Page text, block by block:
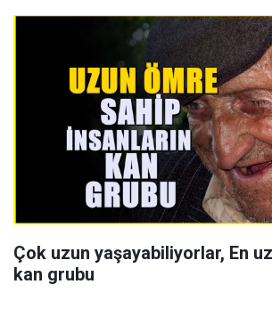
Çok uzun yaşayabiliyorlar, En
kan grubu